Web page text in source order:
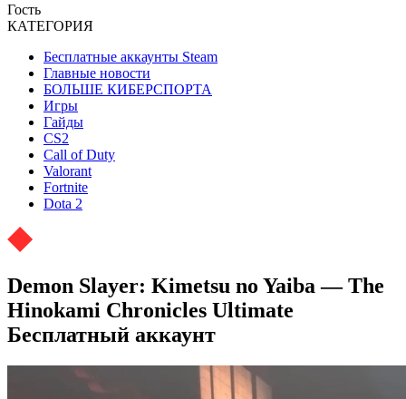
Гость
КАТЕГОРИЯ
Бесплатные аккаунты Steam
Главные новости
БОЛЬШЕ КИБЕРСПОРТА
Игры
Гайды
CS2
Call of Duty
Valorant
Fortnite
Dota 2
Demon Slayer: Kimetsu no Yaiba — The
Hinokami Chronicles Ultimate
Бесплатный аккаунт